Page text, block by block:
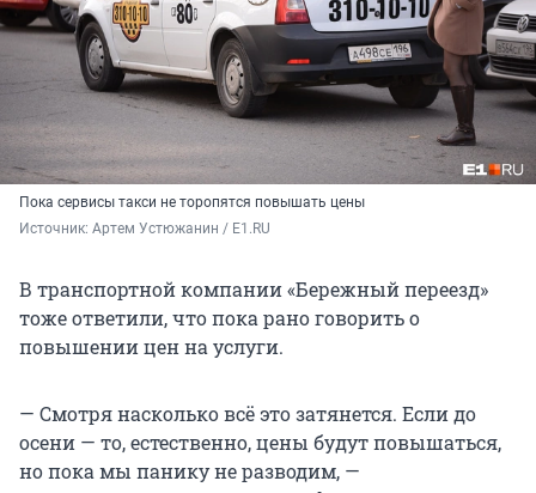
Пока сервисы такси не торопятся повышать цены
Источник: Артем Устюжанин / E1.RU
В транспортной компании «Бережный переезд»
тоже ответили, что пока рано говорить о
повышении цен на услуги.
— Смотря насколько всё это затянется. Если до
осени — то, естественно, цены будут повышаться,
но пока мы панику не разводим, —